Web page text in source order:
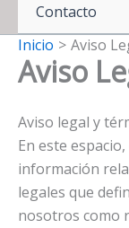
Contacto
Inicio
Aviso
Aviso
Aviso legal y
En este
información
legales que
nosotros como